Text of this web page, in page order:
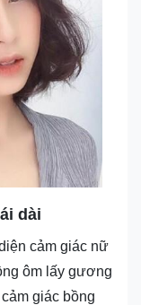
dài
cảm giác nữ
ôm lấy gương
giác bồng